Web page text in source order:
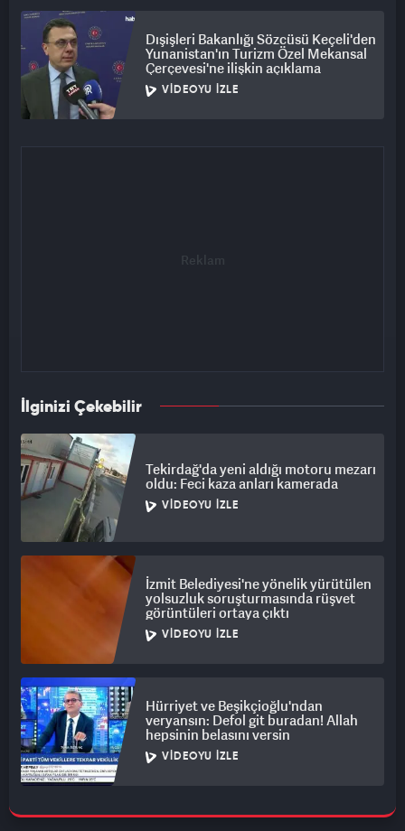
Dışişleri Bakanlığı Sözcüsü Keçeli'den
Yunanistan'ın Turizm Özel Mekansal
Çerçevesi'ne ilişkin açıklama
VIDEOYU İZLE
İlginizi Çekebilir
Tekirdağ'da yeni aldığı motoru mezarı
oldu: Feci kaza anları kamerada
VIDEOYU İZLE
İzmit Belediyesi'ne yönelik yürütülen
yolsuzluk soruşturmasında rüşvet
görüntüleri ortaya çıktı
VIDEOYU İZLE
Hürriyet ve Beşikçioğlu'ndan
veryansın: Defol git buradan! Allah
hepsinin belasını versin
VIDEOYU İZLE